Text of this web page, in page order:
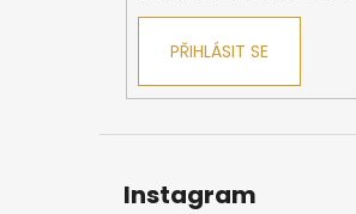
PŘIHLÁSIT SE
Instagram